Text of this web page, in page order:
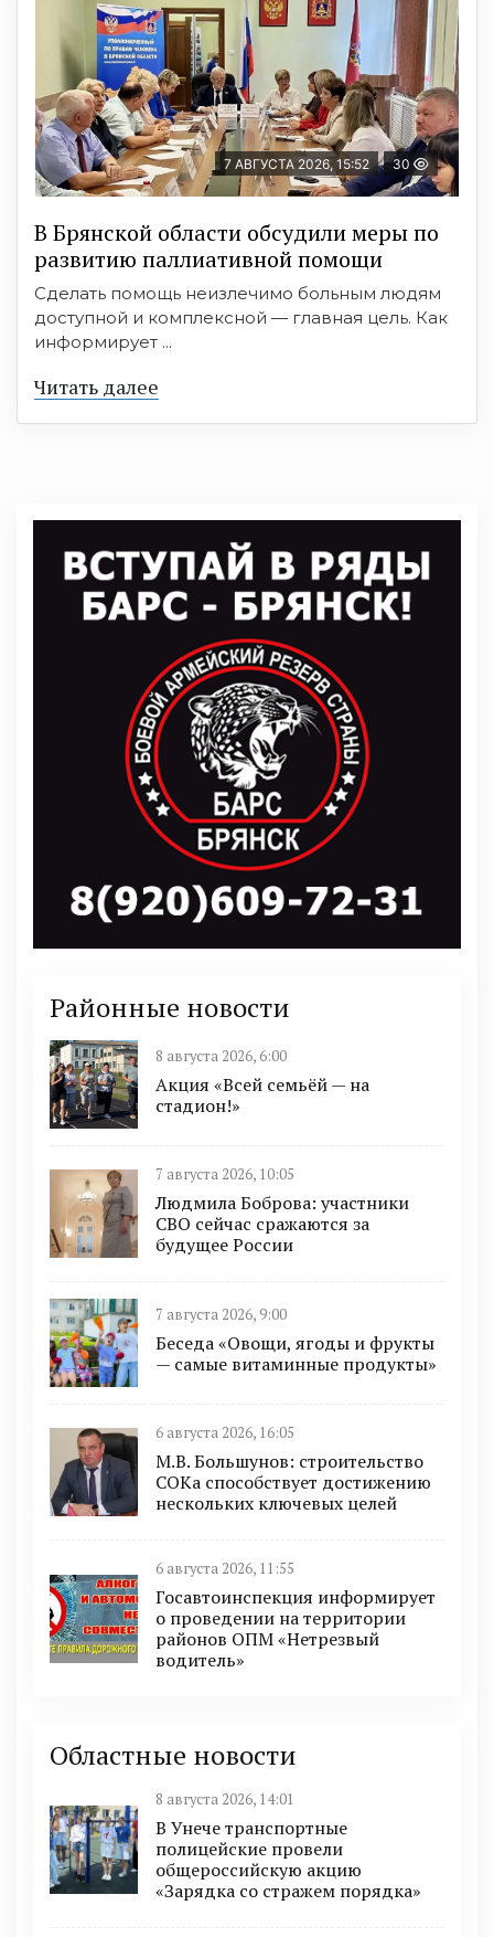
7 АВГУСТА 2026, 15:52 30
В Брянской области обсудили меры по
развитию паллиативной помощи
Сделать помощь неизлечимо больным людям
доступной и комплексной — главная цель. Как
информирует ...
Читать далее
Районные новости
8 августа 2026, 6:00
Акция «Всей семьёй — на
стадион!»
7 августа 2026, 10:05
Людмила Боброва: участники
СВО сейчас сражаются за
будущее России
7 августа 2026, 9:00
Беседа «Овощи, ягоды и фрукты
— самые витаминные продукты»
6 августа 2026, 16:05
М.В. Большунов: строительство
СОКа способствует достижению
нескольких ключевых целей
6 августа 2026, 11:55
Госавтоинспекция информирует
о проведении на территории
районов ОПМ «Нетрезвый
водитель»
Областные новости
8 августа 2026, 14:01
В Унече транспортные
полицейские провели
общероссийскую акцию
«Зарядка со стражем порядка»